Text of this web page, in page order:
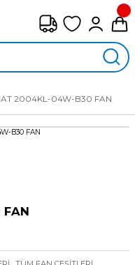
2004KL-04W-B30 FAN